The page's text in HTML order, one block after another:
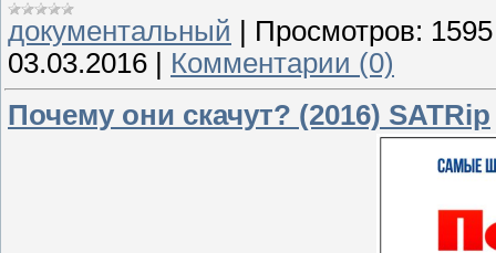
документальный | Просмотров: 1595
03.03.2016 | Комментарии (0)
Почему они скачут? (2016) SATRip